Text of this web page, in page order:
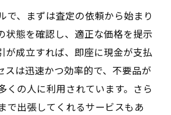
を受けるためのポイント
コミュニケーション術
大広での買取契約の注意点
ォローアップ方法
向を知る広島県呉市広大広で
る方法
で、まずは査定の依頼から始まり
状態を確認し、適正な価格を提示
が成立すれば、即座に現金が支払
スは迅速かつ効率的で、不要品が
くの人に利用されています。さら
で出張してくれるサービスもあ